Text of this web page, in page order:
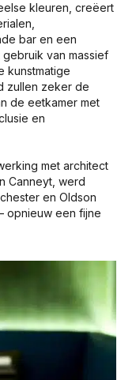
kleuren, creëert
bar en een
van massief
kunstmatige
zullen zeker de
de eetkamer met
en
met architect
Canneyt, werd
en Oldson
opnieuw een fijne